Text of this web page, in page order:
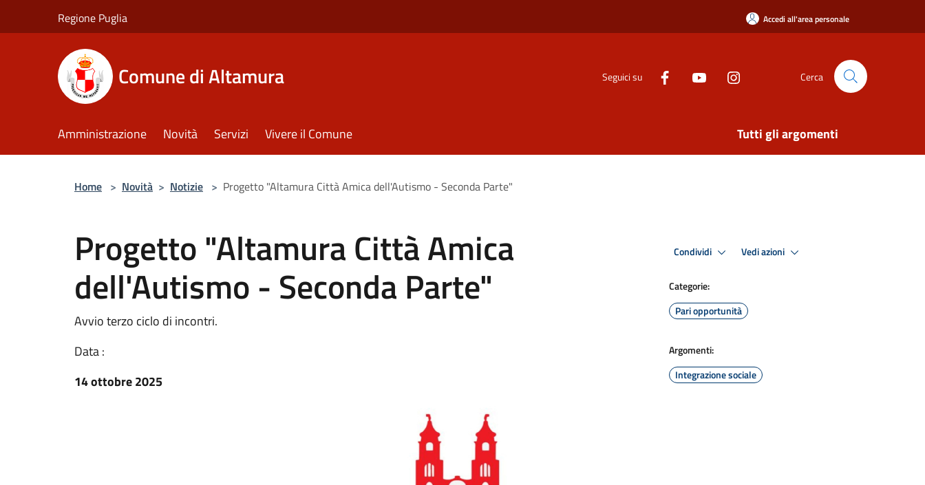
Regione Puglia Accedi all'area personale
Comune di Altamura Seguici su Cerca
Amministrazione Novità Servizi Vivere il Comune Tutti gli argomenti
Home > Novità > Notizie > Progetto "Altamura Città Amica dell'Autismo - Seconda Parte"
Progetto "Altamura Città Amica
dell'Autismo - Seconda Parte"
Avvio terzo ciclo di incontri.
Data :
14 ottobre 2025
Condividi Vedi azioni
Categorie:
Pari opportunità
Argomenti:
Integrazione sociale